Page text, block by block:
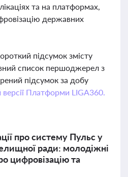
та на платформах,
державних
підсумок змісту
список першоджерел з
підсумок за добу
версії Платформи LIGA360.
про систему Пульс у
ради: молодіжні
цифровізацію та